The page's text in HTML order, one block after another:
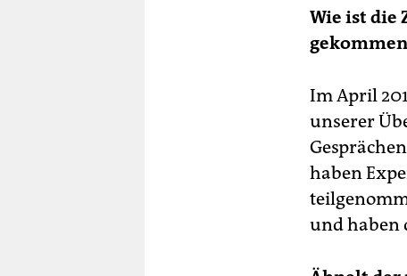
Wie ist die
Im April
unserer
haben
und haben